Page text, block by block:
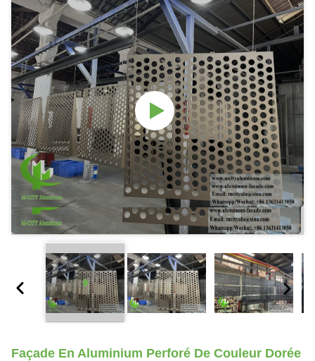
Façade En Aluminium Perforé De Couleur Dorée